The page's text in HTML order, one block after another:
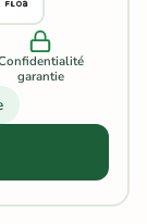
garantie